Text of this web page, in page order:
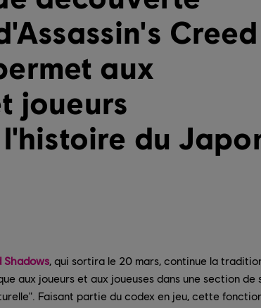
Creed
aux
joueurs
du
Shadows, qui sortira le 20 mars, continue la
aux joueurs et aux joueuses dans une section de
Faisant partie du codex en jeu, cette